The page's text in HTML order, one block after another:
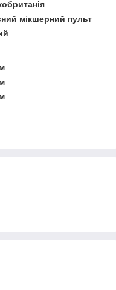
мікшерний пульт